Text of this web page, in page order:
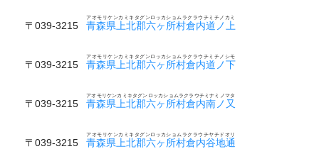
〒039-3215 青森県上北郡六ヶ所村倉内道ノ上
アオモリケンカミキタグンロッカショムラクラウチミチノカミ
〒039-3215 青森県上北郡六ヶ所村倉内道ノ下
アオモリケンカミキタグンロッカショムラクラウチミチノシモ
〒039-3215 青森県上北郡六ヶ所村倉内南ノ又
アオモリケンカミキタグンロッカショムラクラウチミナミノマタ
〒039-3215 青森県上北郡六ヶ所村倉内谷地通
アオモリケンカミキタグンロッカショムラクラウチヤチドオリ